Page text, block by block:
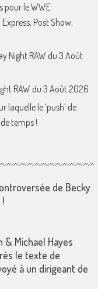
pour le WWE
Post Show,
Night RAW du 3 Août
RAW du 3 Août 2026
laquelle le ‘push’ de
temps !
de Becky
& Michael Hayes
le texte de
à un dirigeant de